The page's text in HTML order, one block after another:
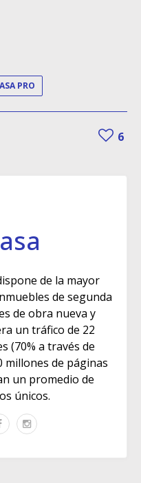
PRO
6
de la mayor
de segunda
de obra nueva y
un tráfico de 22
(70% a través de
millones de páginas
un promedio de
únicos.